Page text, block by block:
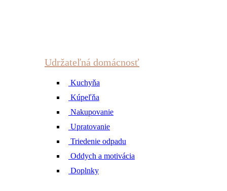
Udržateľná domácnosť
Kuchyňa
Kúpeľňa
Nakupovanie
Upratovanie
Triedenie odpadu
Oddych a motivácia
Doplnky